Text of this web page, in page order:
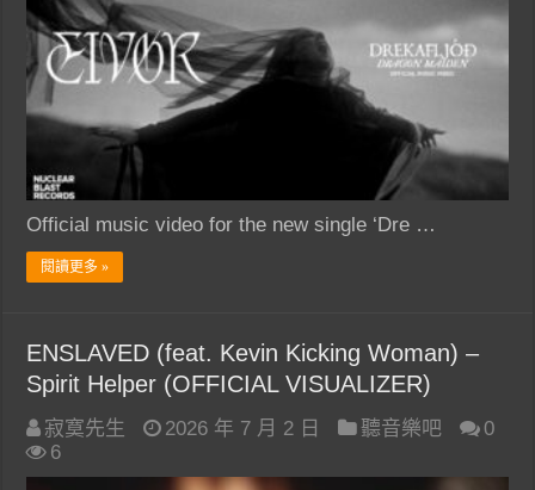
Official music video for the new single ‘Dre …
閱讀更多 »
ENSLAVED (feat. Kevin Kicking Woman) –
Spirit Helper (OFFICIAL VISUALIZER)
寂寞先生 2026 年 7 月 2 日 聽音樂吧
0
6